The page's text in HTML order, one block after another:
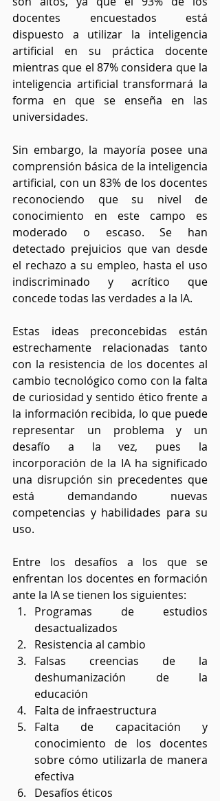
docentes encuestados está
dispuesto a utilizar la inteligencia
artificial en su práctica docente
mientras que el 87% considera que la
inteligencia artificial transformará la
forma en que se enseña en las
universidades.
Sin embargo, la mayoría posee una
comprensión básica de la inteligencia
artificial, con un 83% de los docentes
reconociendo que su nivel de
conocimiento en este campo es
moderado o escaso. Se han
detectado prejuicios que van desde
el rechazo a su empleo, hasta el uso
indiscriminado y acrítico que
concede todas las verdades a la IA.
Estas ideas preconcebidas están
estrechamente relacionadas tanto
con la resistencia de los docentes al
cambio tecnológico como con la falta
de curiosidad y sentido ético frente a
la información recibida, lo que puede
representar un problema y un
desafío a la vez, pues la
incorporación de la IA ha significado
una disrupción sin precedentes que
está demandando nuevas
competencias y habilidades para su
uso.
Entre los desafíos a los que se
enfrentan los docentes en formación
ante la IA se tienen los siguientes:
Programas de estudios
desactualizados
Resistencia al cambio
Falsas creencias de la
deshumanización de la
educación
Falta de infraestructura
Falta de capacitación y
conocimiento de los docentes
sobre cómo utilizarla de manera
efectiva
Desafíos éticos